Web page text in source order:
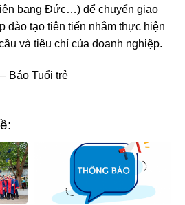
bang Đức…) để chuyển giao
đào tạo tiên tiến nhằm thực hiện
và tiêu chí của doanh nghiệp.
Báo Tuổi trẻ